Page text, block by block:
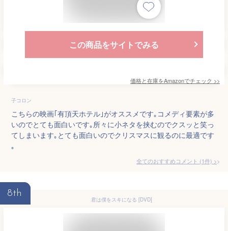
この商品をサイトでみる
価格と在庫をAmazonでチェック >>
子コロン
こちらの映画｢有頂天ホテル｣がオススメです｡コメディ要素が多
いのでとても面白いです｡所々に小ネタを挟むのでクスッと笑っ
てしまいます｡とても面白いのでクリスマスに観るのに最適です
｡
全てのおすすめコメント (1件) >
8th
君は僕をスキになる [DVD]